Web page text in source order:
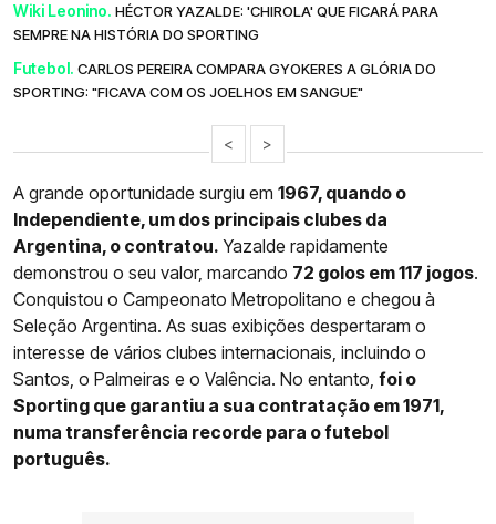
Wiki Leonino. HÉCTOR YAZALDE: 'CHIROLA' QUE FICARÁ PARA
SEMPRE NA HISTÓRIA DO SPORTING
Futebol. CARLOS PEREIRA COMPARA GYOKERES A GLÓRIA DO
SPORTING: "FICAVA COM OS JOELHOS EM SANGUE"
< >
A grande oportunidade surgiu em 1967, quando o
Independiente, um dos principais clubes da
Argentina, o contratou. Yazalde rapidamente
demonstrou o seu valor, marcando 72 golos em 117 jogos.
Conquistou o Campeonato Metropolitano e chegou à
Seleção Argentina. As suas exibições despertaram o
interesse de vários clubes internacionais, incluindo o
Santos, o Palmeiras e o Valência. No entanto, foi o
Sporting que garantiu a sua contratação em 1971,
numa transferência recorde para o futebol
português.